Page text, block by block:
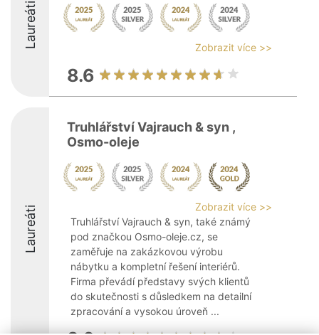
Laureáti Zobrazit více >>
8.6
Laureáti
Truhlářství Vajrauch & syn ,
Osmo-oleje
Zobrazit více >>
Truhlářství Vajrauch & syn, také známý
pod značkou Osmo-oleje.cz, se
zaměřuje na zakázkovou výrobu
nábytku a kompletní řešení interiérů.
Firma převádí představy svých klientů
do skutečnosti s důsledkem na detailní
zpracování a vysokou úroveň ...